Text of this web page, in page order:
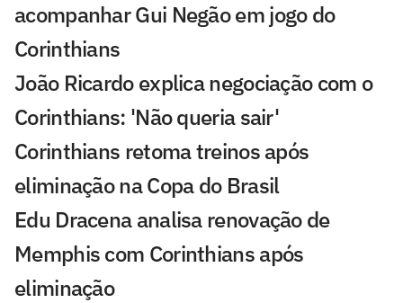
acompanhar Gui Negão em jogo do
Corinthians
João Ricardo explica negociação com o
Corinthians: 'Não queria sair'
Corinthians retoma treinos após
eliminação na Copa do Brasil
Edu Dracena analisa renovação de
Memphis com Corinthians após
eliminação